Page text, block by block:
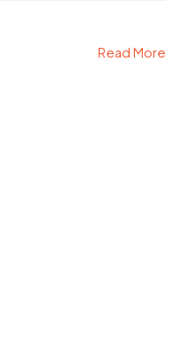
Read More